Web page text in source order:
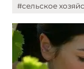
#сельское